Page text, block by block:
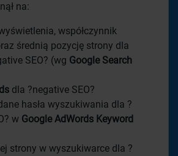
na:
współczynnik
średnią pozycję strony dla
SEO? (wg Google Search
dla ?negative SEO?
hasła wyszukiwania dla ?
w Google AdWords Keyword
strony w wyszukiwarce dla ?